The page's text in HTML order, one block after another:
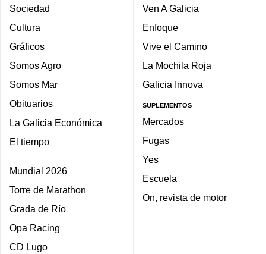
Sociedad
Cultura
Gráficos
Somos Agro
Somos Mar
Obituarios
La Galicia Económica
El tiempo
Mundial 2026
Torre de Marathon
Grada de Río
Opa Racing
CD Lugo
Ven A Galicia
Enfoque
Vive el Camino
La Mochila Roja
Galicia Innova
SUPLEMENTOS
Mercados
Fugas
Yes
Escuela
On, revista de motor